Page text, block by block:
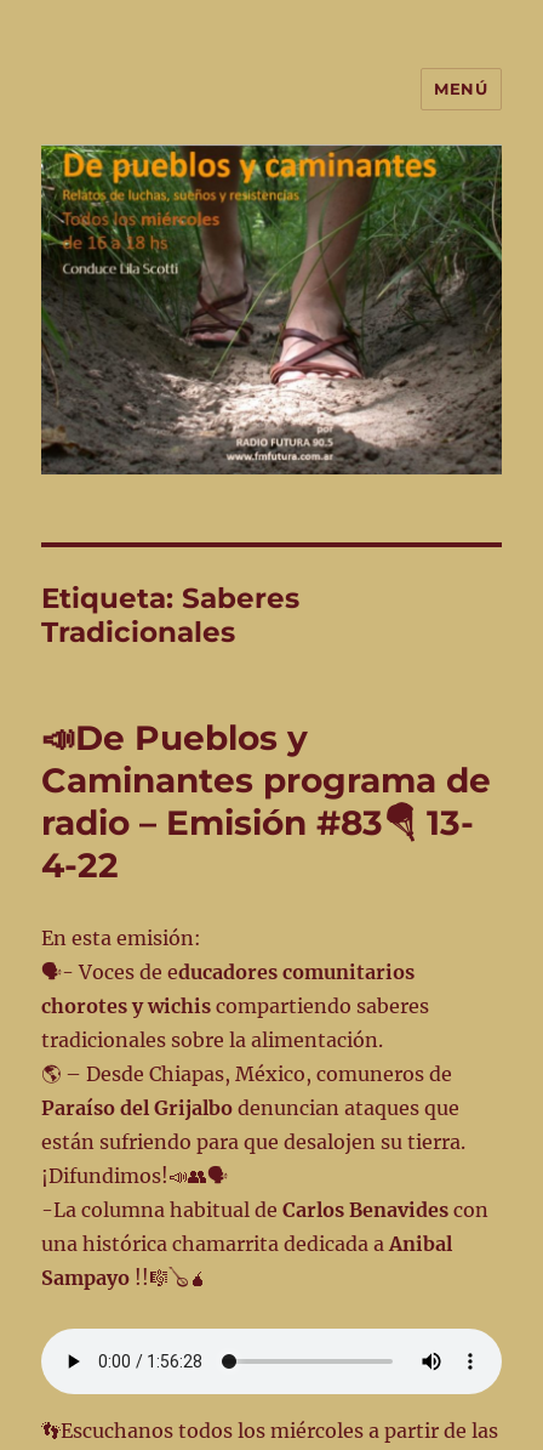
De Pueblos y Caminantes-
programa de radio
MENÚ
Etiqueta:Saberes
Tradicionales
📣De Pueblos y
Caminantes programa de
radio – Emisión #83🪂 13-
4-22
En esta emisión:
🗣️- Voces de educadores comunitarios
chorotes y wichis compartiendo saberes
tradicionales sobre la alimentación.
🌎 – Desde Chiapas, México, comuneros de
Paraíso del Grijalbo denuncian ataques que
están sufriendo para que desalojen su tierra.
¡Difundimos!📣👥🗣️
-La columna habitual deCarlos Benavides con
una histórica chamarrita dedicada aAnibal
Sampayo !!🎼🪕🧉
👣Escuchanos todos los miércoles a partir de las